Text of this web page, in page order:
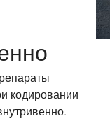
кодировании